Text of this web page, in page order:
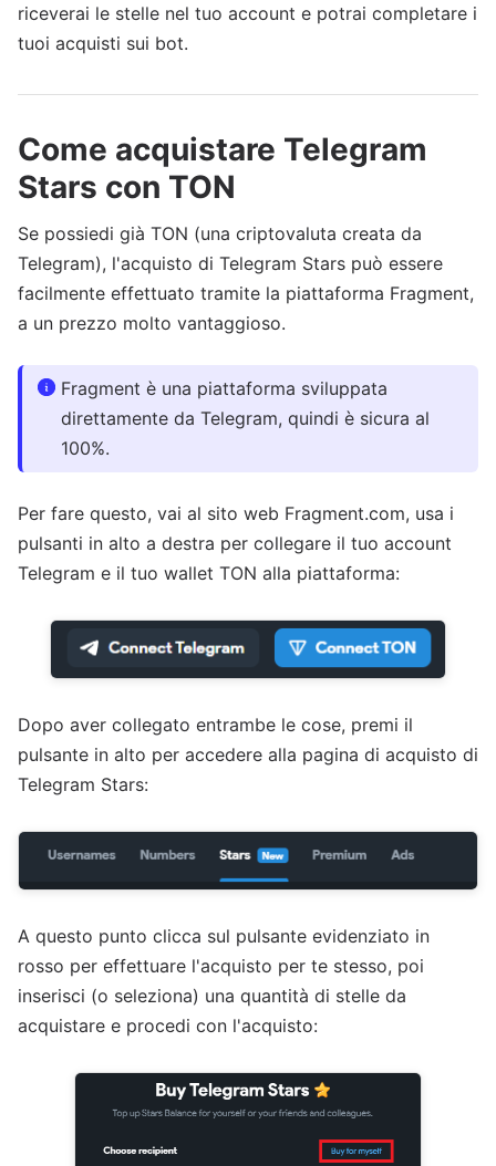
riceverai le stelle nel tuo account e potrai completare i
tuoi acquisti sui bot.
Come acquistare Telegram
Stars con TON
Se possiedi già TON (una criptovaluta creata da
Telegram), l'acquisto di Telegram Stars può essere
facilmente effettuato tramite la piattaforma Fragment,
a un prezzo molto vantaggioso.
Fragment è una piattaforma sviluppata
direttamente da Telegram, quindi è sicura al
100%.
Per fare questo, vai al sito web Fragment.com, usa i
pulsanti in alto a destra per collegare il tuo account
Telegram e il tuo wallet TON alla piattaforma:
Dopo aver collegato entrambe le cose, premi il
pulsante in alto per accedere alla pagina di acquisto di
Telegram Stars:
A questo punto clicca sul pulsante evidenziato in
rosso per effettuare l'acquisto per te stesso, poi
inserisci (o seleziona) una quantità di stelle da
acquistare e procedi con l'acquisto: